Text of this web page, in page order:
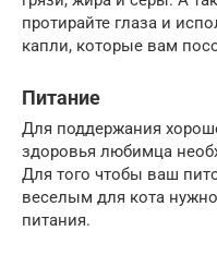
протирайте глаза и
капли, которые вам
Питание
Для поддержания
здоровья любимца
Для того чтобы ваш
веселым для кота
питания.